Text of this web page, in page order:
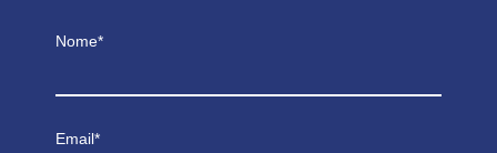
Nome*
Email*